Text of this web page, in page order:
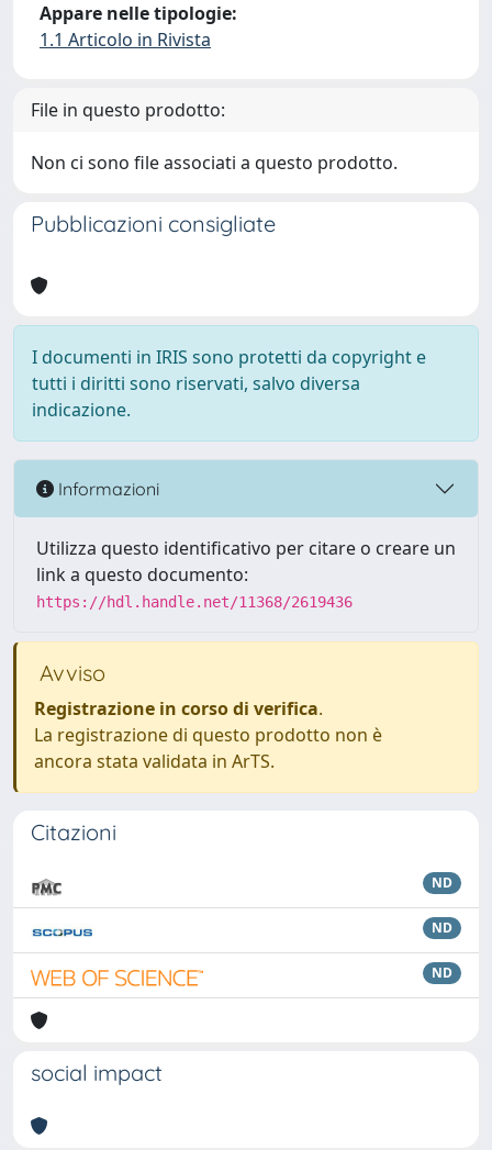
Appare nelle tipologie:
1.1 Articolo in Rivista
File in questo prodotto:
Non ci sono file associati a questo prodotto.
Pubblicazioni consigliate
I documenti in IRIS sono protetti da copyright e
tutti i diritti sono riservati, salvo diversa
indicazione.
Informazioni
Utilizza questo identificativo per citare o creare un
link a questo documento:
https://hdl.handle.net/11368/2619436
Avviso
Registrazione in corso di verifica.
La registrazione di questo prodotto non è
ancora stata validata in ArTS.
Citazioni
ND
ND
ND
social impact